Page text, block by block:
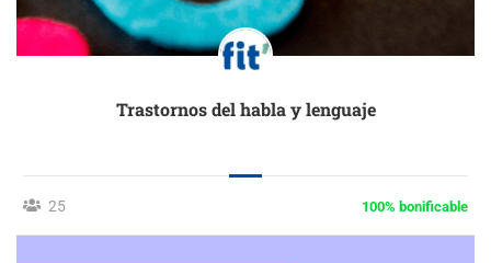
Trastornos del habla y lenguaje
25 100% bonificable